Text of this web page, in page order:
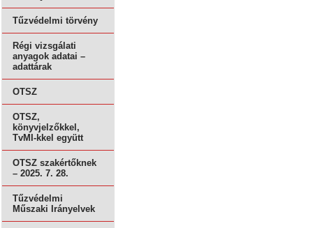
Tűzvédelmi törvény
Régi vizsgálati
anyagok adatai –
adattárak
OTSZ
OTSZ,
könyvjelzőkkel,
TvMI-kkel együtt
OTSZ szakértőknek
– 2025. 7. 28.
Tűzvédelmi
Műszaki Irányelvek